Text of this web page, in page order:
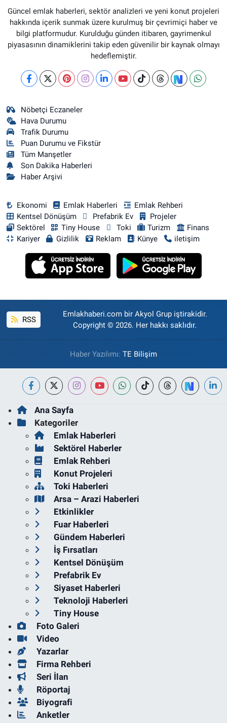
Güncel emlak haberleri, sektör analizleri ve yeni konut projeleri
hakkında içerik sunmak üzere kurulmuş bir çevrimiçi haber ve
bilgi platformudur. Kurulduğu günden itibaren, gayrimenkul
piyasasının dinamiklerini takip eden güvenilir bir kaynak olmayı
hedeflemiştir.
Nöbetçi Eczaneler
Hava Durumu
Trafik Durumu
Puan Durumu ve Fikstür
Tüm Manşetler
Son Dakika Haberleri
Haber Arşivi
Ekonomi Emlak Haberleri
Emlak Rehberi
Kentsel Dönüşüm
Prefabrik Ev
Projeler
Sektörel
Tiny House Toki Turizm
Finans
Kariyer
Gizlilik Reklam Künye iletişim
RSS
Emlakhaberi.com bir Akyol Grup iştirakidir.
Copyright © 2026. Her hakkı saklıdır.
Haber Yazılımı: TE Bilişim
Ana Sayfa
Kategoriler
Emlak Haberleri
Sektörel Haberler
Emlak Rehberi
Konut Projeleri
Toki Haberleri
Arsa – Arazi Haberleri
Etkinlikler
Fuar Haberleri
Gündem Haberleri
İş Fırsatları
Kentsel Dönüşüm
Prefabrik Ev
Siyaset Haberleri
Teknoloji Haberleri
Tiny House
Foto Galeri
Video
Yazarlar
Firma Rehberi
Seri İlan
Röportaj
Biyografi
Anketler